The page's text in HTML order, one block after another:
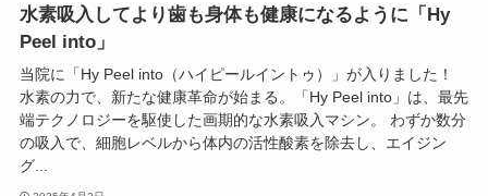
水素吸入してより歯も身体も健康になるように「Hy
Peel into」
当院に「Hy Peel into（ハイピールイントゥ）」が入りました！
水素の力で、新たな健康革命が始まる。「Hy Peel into」は、最先
端テクノロジーを駆使した画期的な水素吸入マシン。 わずか数分
の吸入で、細胞レベルから体内の活性酸素を除去し、エイジン
グ...